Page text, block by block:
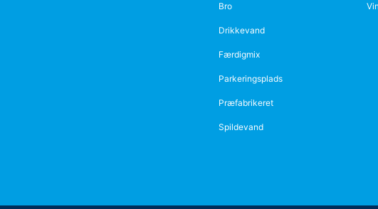
Bro
Drikkevand
Færdigmix
Parkeringsplads
Præfabrikeret
Spildevand